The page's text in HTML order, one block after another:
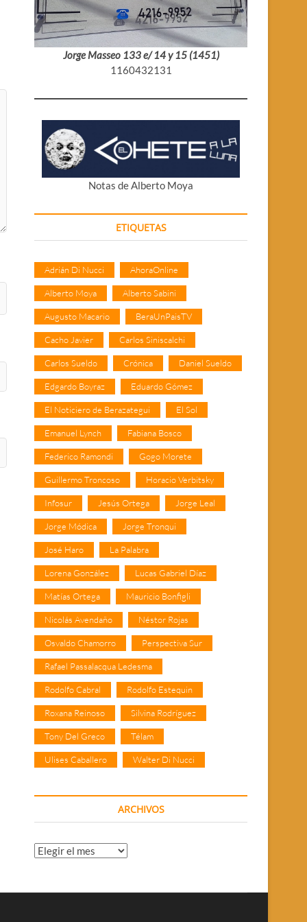
Jorge Masseo 133 e/ 14 y 15 (1451)
1160432131
Notas de Alberto Moya
ETIQUETAS
Adrián Di Nucci AhoraOnline
Alberto Moya Alberto Sabini
Augusto Macario BeraUnPaisTV
Cacho Javier Carlos Siniscalchi
Carlos Sueldo Crónica Daniel Sueldo
Edgardo Boyraz Eduardo Gómez
El Noticiero de Berazategui El Sol
Emanuel Lynch Fabiana Bosco
Federico Ramondi Gogo Morete
Guillermo Troncoso Horacio Verbitsky
Infosur Jesús Ortega Jorge Leal
Jorge Módica Jorge Tronqui
José Haro La Palabra
Lorena González Lucas Gabriel Díaz
Matías Ortega Mauricio Bonfigli
Nicolás Avendaño Néstor Rojas
Osvaldo Chamorro Perspectiva Sur
Rafael Passalacqua Ledesma
Rodolfo Cabral Rodolfo Estequin
Roxana Reinoso Silvina Rodríguez
Tony Del Greco Télam
Ulises Caballero Walter Di Nucci
ARCHIVOS
Archivos